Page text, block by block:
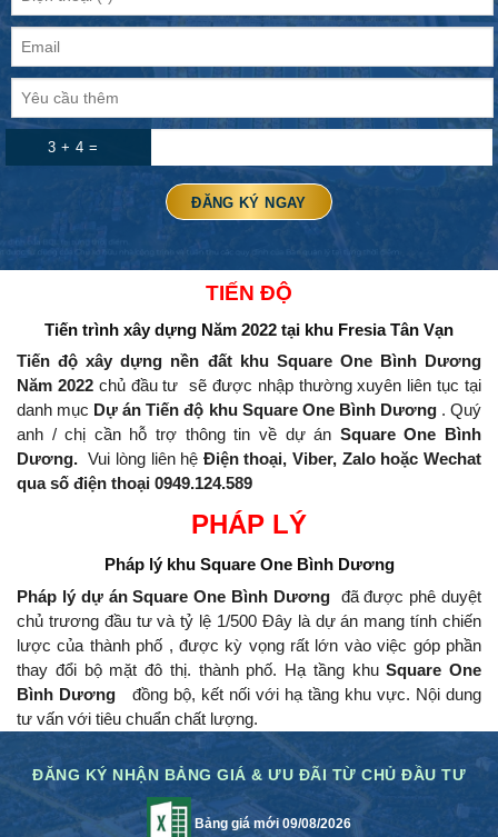
3 + 4 =
TIẾN ĐỘ
Tiến trình xây dựng Năm 2022 tại khu Fresia Tân Vạn
Tiến độ xây dựng nền đất khu Square One Bình Dương
Năm 2022chủ đầu tư sẽ được nhập thường xuyên liên tục tại
danh mục Dự án Tiến độ khu Square One Bình Dương.Quý
anh / chị cần hỗ trợ thông tin về dự án Square One Bình
Dương. Vui lòng liên hệ Điện thoại, Viber, Zalo hoặc Wechat
qua số điện thoại 0949.124.589
PHÁP LÝ
Pháp lý khuSquare One Bình Dương
Pháp lý dự án Square One Bình Dươngđã được phê duyệt
chủ trương đầu tư và tỷ lệ 1/500 Đây là dự án mang tính chiến
lược của thành phố , được kỳ vọng rất lớn vào việc góp phần
thay đổi bộ mặt đô thị. thành phố. Hạ tầng khuSquare One
Bình Dương đồng bộ, kết nối với hạ tầng khu vực. Nội dung
tư vấn với tiêu chuẩn chất lượng.
ĐĂNG KÝ NHẬN BẢNG GIÁ & ƯU ĐÃI TỪ CHỦ ĐẦU TƯ
Bảng giá mới 09/08/2026